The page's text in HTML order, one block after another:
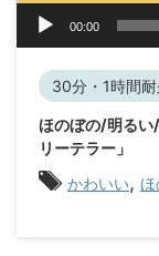
00:00
30分・1時間耐
ほのぼの/明る
リーテラー」
かわいい, ほ